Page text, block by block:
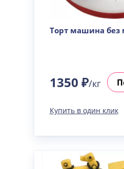
Торт машина без
1350 ₽/кг
Купить в один клик